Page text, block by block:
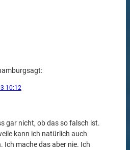
sagt:
10:12
gar nicht, ob das so falsch ist.
kann ich natürlich auch
Ich mache das aber nie. Ich